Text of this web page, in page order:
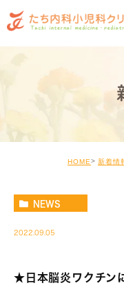
HOME 新着情
NEWS
2022.09.05
★日本脳炎ワクチン